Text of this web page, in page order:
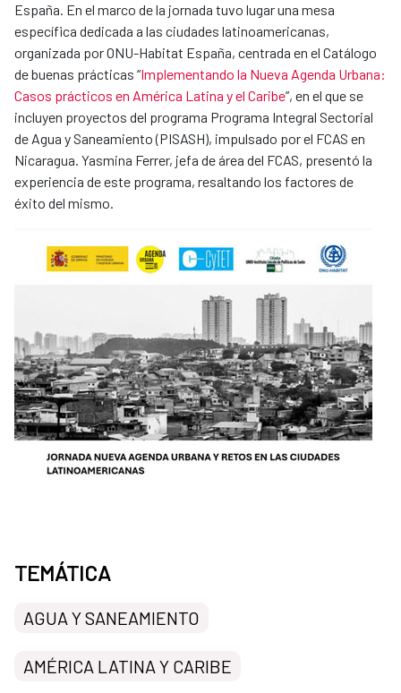
España. En el marco de la jornada tuvo lugar una mesa
específica dedicada a las ciudades latinoamericanas,
organizada por ONU-Habitat España, centrada en el Catálogo
de buenas prácticas “Implementando la Nueva Agenda Urbana:
Casos prácticos en América Latina y el Caribe”, en el que se
incluyen proyectos del programa Programa Integral Sectorial
de Agua y Saneamiento (PISASH), impulsado por el FCAS en
Nicaragua. Yasmina Ferrer, jefa de área del FCAS, presentó la
experiencia de este programa, resaltando los factores de
éxito del mismo.
TEMÁTICA
AGUA Y SANEAMIENTO
AMÉRICA LATINA Y CARIBE